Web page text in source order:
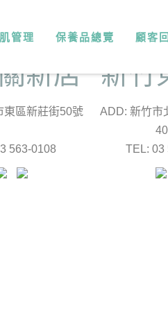
管理 保養品總覽 顧客
新店
東區新莊街50號
563-0108
新竹
ADD: 新竹市
TEL: 03